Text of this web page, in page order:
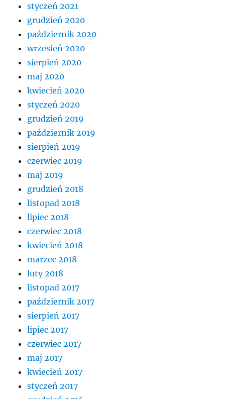
styczeń 2021
grudzień 2020
październik 2020
wrzesień 2020
sierpień 2020
maj 2020
kwiecień 2020
styczeń 2020
grudzień 2019
październik 2019
sierpień 2019
czerwiec 2019
maj 2019
grudzień 2018
listopad 2018
lipiec 2018
czerwiec 2018
kwiecień 2018
marzec 2018
luty 2018
listopad 2017
październik 2017
sierpień 2017
lipiec 2017
czerwiec 2017
maj 2017
kwiecień 2017
styczeń 2017